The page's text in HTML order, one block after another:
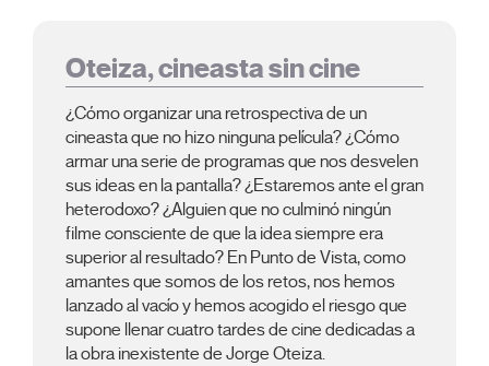
Oteiza, cineasta sin cine
¿Cómo organizar una retrospectiva de un
cineasta que no hizo ninguna película? ¿Cómo
armar una serie de programas que nos desvelen
sus ideas en la pantalla? ¿Estaremos ante el gran
heterodoxo? ¿Alguien que no culminó ningún
filme consciente de que la idea siempre era
superior al resultado? En Punto de Vista, como
amantes que somos de los retos, nos hemos
lanzado al vacío y hemos acogido el riesgo que
supone llenar cuatro tardes de cine dedicadas a
la obra inexistente de Jorge Oteiza.